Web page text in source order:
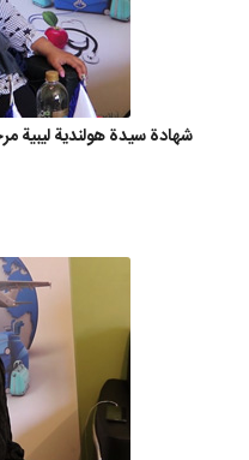
شهادة سيدة هولندية ليبية